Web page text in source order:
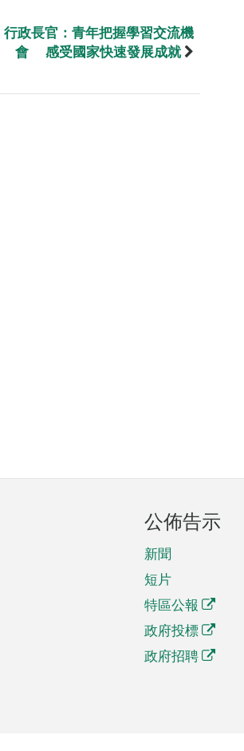
行政長官：青年把握學習交流機
會 感受國家快速發展成就
公佈告示
新聞
短片
特區公報
政府投標
政府招聘